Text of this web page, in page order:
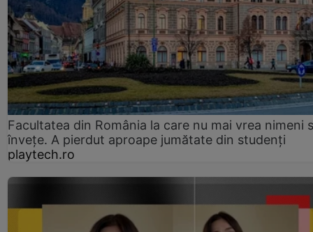
Facultatea din România la care nu mai vrea nimeni
înveţe. A pierdut aproape jumătate din studenţi
playtech.ro